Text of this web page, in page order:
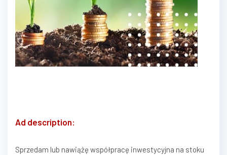
Ad description:
Sprzedam lub nawiążę współpracę inwestycyjna na stoku